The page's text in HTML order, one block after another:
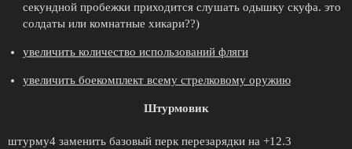
секундной пробежки приходится слушать одышку скуфа. это
солдаты или комнатные хикари??)
увеличить количество использований фляги
увеличить боекомплект всему стрелковому оружию
Штурмовик
штурму4 заменить базовый перк перезарядки на +12.3